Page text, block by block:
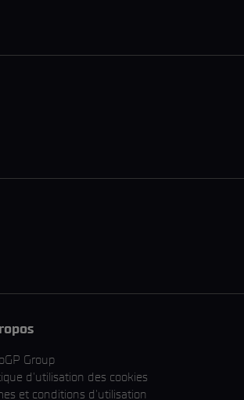
Group
d'utilisation des cookies
et conditions d'utilisation